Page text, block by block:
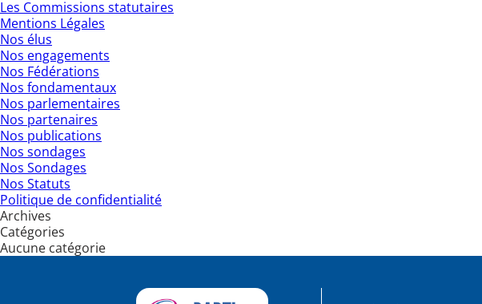
Les Commissions statutaires
Mentions Légales
Nos élus
Nos engagements
Nos Fédérations
Nos fondamentaux
Nos parlementaires
Nos partenaires
Nos publications
Nos sondages
Nos Sondages
Nos Statuts
Politique de confidentialité
Archives
Catégories
Aucune catégorie